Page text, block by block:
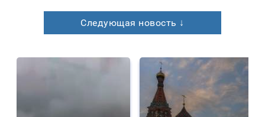
Следующая новость ↓